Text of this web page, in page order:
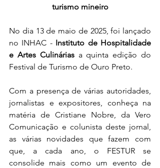
turismo mineiro
No dia 13 de maio de 2025, foi lançado
no INHAC - Instituto de Hospitalidade
e Artes Culinárias a quinta edição do
Festival de Turismo de Ouro Preto.
Com a presença de várias autoridades,
jornalistas e expositores, conheça na
matéria de Cristiane Nobre, da Vero
Comunicação e colunista deste jornal,
as várias novidades que fazem com
que, a cada ano, o FESTUR se
consolide mais como um evento de